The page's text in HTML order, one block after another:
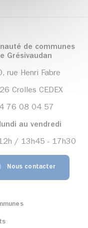
de communes
Grésivaudan
rue Henri Fabre
Crolles CEDEX
76 08 04 57
au vendredi
/ 13h45 - 17h30
Nous contacter